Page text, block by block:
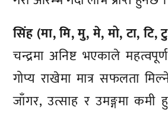
सिंह (मा, मि, मु, मे, मो, टा, टि,
चन्द्रमा अनिष्ट भएकाले
गोप्य राखेमा मात्र सफलता
जाँगर, उत्साह र उमङ्गमा